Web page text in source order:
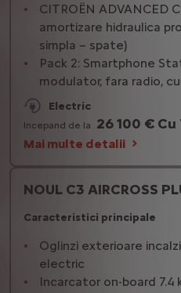
CITROËN ADVANCED
amortizare hidraulica
simpla – spate)
Pack 2: Smartphone
modulator, fara radio,
Electric
Incepand de la 26 100 € Cu
Mai multe detalii
NOUL C3 AIRCROSS
Caracteristici principale
Oglinzi exterioare
electric
Incarcator on-board 7.4